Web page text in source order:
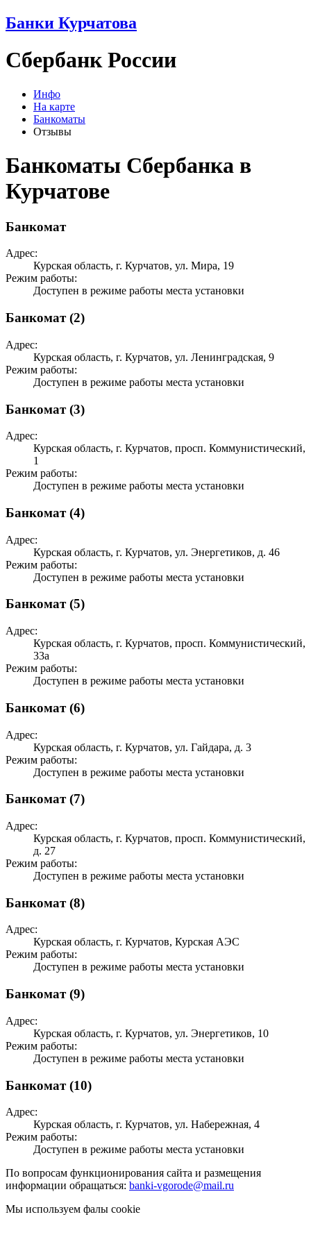
Банки Курчатова
Сбербанк России
Инфо
На карте
Банкоматы
Отзывы
Банкоматы Сбербанка в
Курчатове
Банкомат
Адрес:
Курская область, г. Курчатов, ул. Мира, 19
Режим работы:
Доступен в режиме работы места установки
Банкомат (2)
Адрес:
Курская область, г. Курчатов, ул. Ленинградская, 9
Режим работы:
Доступен в режиме работы места установки
Банкомат (3)
Адрес:
Курская область, г. Курчатов, просп. Коммунистический,
1
Режим работы:
Доступен в режиме работы места установки
Банкомат (4)
Адрес:
Курская область, г. Курчатов, ул. Энергетиков, д. 46
Режим работы:
Доступен в режиме работы места установки
Банкомат (5)
Адрес:
Курская область, г. Курчатов, просп. Коммунистический,
33а
Режим работы:
Доступен в режиме работы места установки
Банкомат (6)
Адрес:
Курская область, г. Курчатов, ул. Гайдара, д. 3
Режим работы:
Доступен в режиме работы места установки
Банкомат (7)
Адрес:
Курская область, г. Курчатов, просп. Коммунистический,
д. 27
Режим работы:
Доступен в режиме работы места установки
Банкомат (8)
Адрес:
Курская область, г. Курчатов, Курская АЭС
Режим работы:
Доступен в режиме работы места установки
Банкомат (9)
Адрес:
Курская область, г. Курчатов, ул. Энергетиков, 10
Режим работы:
Доступен в режиме работы места установки
Банкомат (10)
Адрес:
Курская область, г. Курчатов, ул. Набережная, 4
Режим работы:
Доступен в режиме работы места установки
По вопросам функционирования сайта и размещения
информации обращаться: banki-vgorode@mail.ru
Мы используем фалы cookie